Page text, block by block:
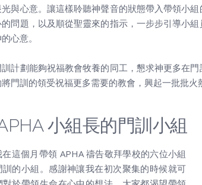
與心意。讓這樣聆聽神聲音的狀態帶入帶領小
的問題，以及順從聖靈來的指示，一步步引導小
心意。
計劃能夠祝福教會牧養的同工，懇求神更多在
門訓的領受祝福更多需要的教會，興起一批批火
小組長的門訓小組
這個月帶領 APHA 禱告敬拜學校的六位小組
訓的小組。感謝神讓我在初次聚集的時候就可